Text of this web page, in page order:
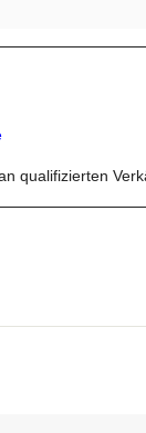
qualifizierten